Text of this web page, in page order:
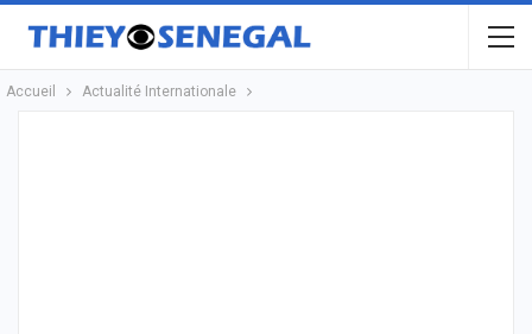
Accueil Actualité Internationale